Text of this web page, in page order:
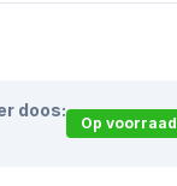
doos:
Op voorraad